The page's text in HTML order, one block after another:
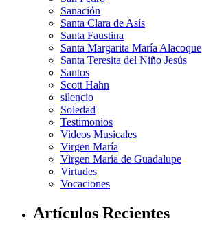
Sanación
Santa Clara de Asís
Santa Faustina
Santa Margarita María Alacoque
Santa Teresita del Niño Jesús
Santos
Scott Hahn
silencio
Soledad
Testimonios
Videos Musicales
Virgen María
Virgen María de Guadalupe
Virtudes
Vocaciones
Artículos Recientes